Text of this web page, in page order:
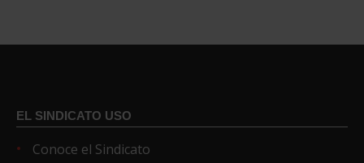
EL SINDICATO USO
Conoce el Sindicato